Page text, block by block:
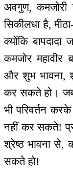
अवगुण,
सिकीलधा है,
क्योंकि
कमजोर महावीर
और शुभ भावना,
कर सकते हो।
भी परिवर्तन
नहीं कर सकते!
श्रेष्ठ भावना से,
सकते हो!